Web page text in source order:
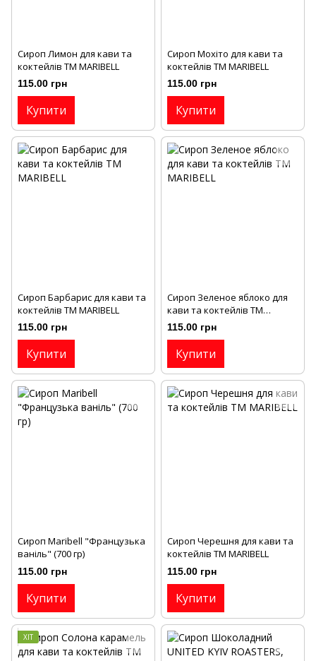
Сироп Лимон для кави та
коктейлів ТМ MARIBELL
115.00 грн
Купити
Сироп Мохіто для кави та
коктейлів ТМ MARIBELL
115.00 грн
Купити
Сироп Барбарис для кави та
коктейлів ТМ MARIBELL
115.00 грн
Купити
Сироп Зеленое яблоко для
кави та коктейлів ТМ
MARIBELL
115.00 грн
Купити
Сироп Maribell "Французька
ваніль" (700 гр)
115.00 грн
Купити
Сироп Черешня для кави та
коктейлів ТМ MARIBELL
115.00 грн
Купити
ХІТ